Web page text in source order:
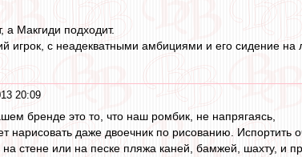
а Макгиди подходит.
игрок, с неадекватными амбициями и его сидение
20:09
бренде это то, что наш ромбик, не напрягаясь,
нарисовать даже двоечник по рисованию. Испортить
на стене или на песке пляжа каней, бамжей, шахту, и